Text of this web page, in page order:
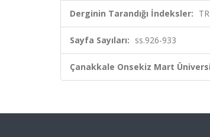
Derginin Tarandığı İndeksler:
Sayfa Sayıları: ss.926-933
Çanakkale Onsekiz Mart